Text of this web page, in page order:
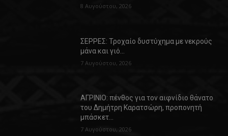
8 Αυγούστου, 2026
ΣΕΡΡΕΣ: Τροχαίο δυστύχημα με νεκρούς
μάνα και γιό…
7 Αυγούστου, 2026
ΑΓΡΙΝΙΟ: πένθος για τον αιφνίδιο θάνατο
του Δημήτρη Καρατσώρη, προπονητή
μπάσκετ…
7 Αυγούστου, 2026